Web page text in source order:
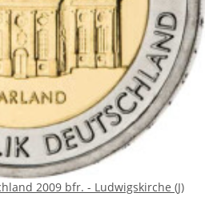
2009 bfr. - Ludwigskirche (J)